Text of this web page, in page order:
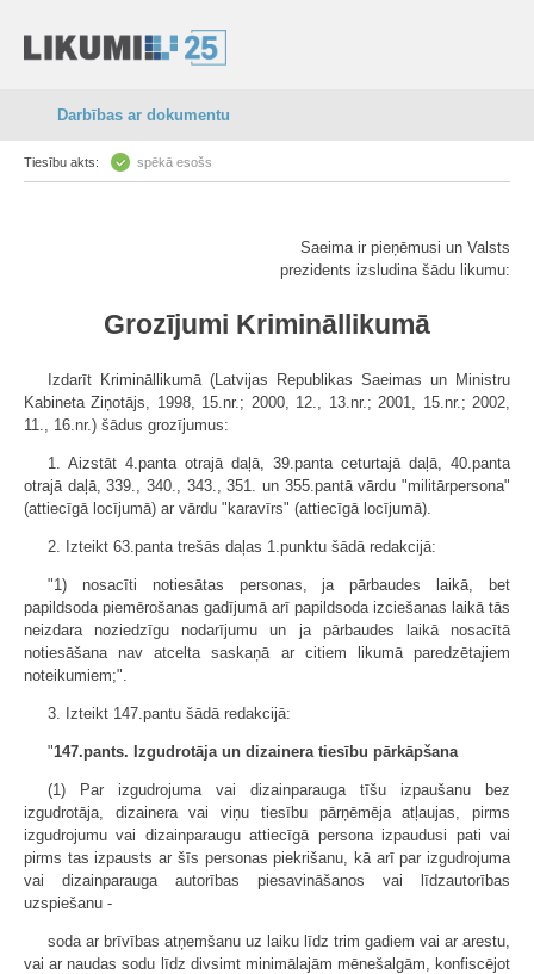
Darbības ar dokumentu
Tiesību akts: spēkā esošs
Saeima ir pieņēmusi un Valsts
prezidents izsludina šādu likumu:
Grozījumi Krimināllikumā
Izdarīt Krimināllikumā (Latvijas Republikas Saeimas un Ministru
Kabineta Ziņotājs, 1998, 15.nr.; 2000, 12., 13.nr.; 2001, 15.nr.; 2002,
11., 16.nr.) šādus grozījumus:
1. Aizstāt 4.panta otrajā daļā, 39.panta ceturtajā daļā, 40.panta
otrajā daļā, 339., 340., 343., 351. un 355.pantā vārdu "militārpersona"
(attiecīgā locījumā) ar vārdu "karavīrs" (attiecīgā locījumā).
2. Izteikt 63.panta trešās daļas 1.punktu šādā redakcijā:
"1) nosacīti notiesātas personas, ja pārbaudes laikā, bet
papildsoda piemērošanas gadījumā arī papildsoda izciešanas laikā tās
neizdara noziedzīgu nodarījumu un ja pārbaudes laikā nosacītā
notiesāšana nav atcelta saskaņā ar citiem likumā paredzētajiem
noteikumiem;".
3. Izteikt 147.pantu šādā redakcijā:
"147.pants. Izgudrotāja un dizainera tiesību pārkāpšana
(1) Par izgudrojuma vai dizainparauga tīšu izpaušanu bez
izgudrotāja, dizainera vai viņu tiesību pārņēmēja atļaujas, pirms
izgudrojumu vai dizainparaugu attiecīgā persona izpaudusi pati vai
pirms tas izpausts ar šīs personas piekrišanu, kā arī par izgudrojuma
vai dizainparauga autorības piesavināšanos vai līdzautorības
uzspiešanu -
soda ar brīvības atņemšanu uz laiku līdz trim gadiem vai ar arestu,
vai ar naudas sodu līdz divsimt minimālajām mēnešalgām, konfiscējot